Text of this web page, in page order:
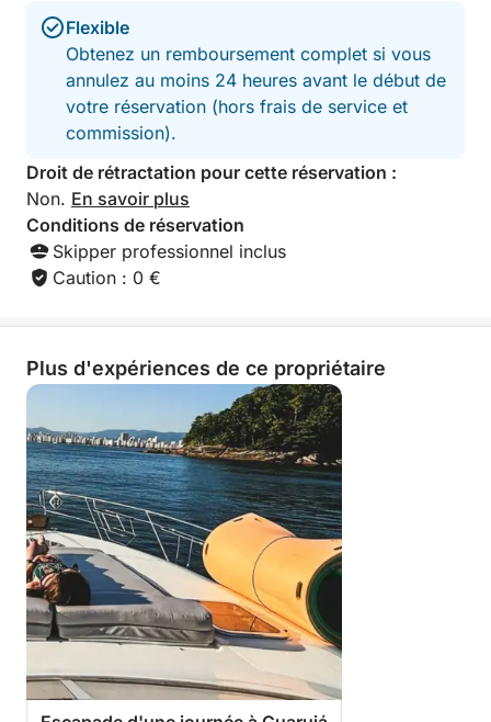
pour vous allonger, vous baigner dans les eaux
chaudes et immortaliser des souvenirs inoubliables
de Rio sous un angle unique.
Flexible
Obtenez un remboursement complet si vous
annulez au moins 24 heures avant le début de
votre réservation (hors frais de service et
commission).
Droit de rétractation pour cette réservation :
Non. En savoir plus
Conditions de réservation
Skipper professionnel inclus
Caution : 0 €
Plus d'expériences de ce propriétaire